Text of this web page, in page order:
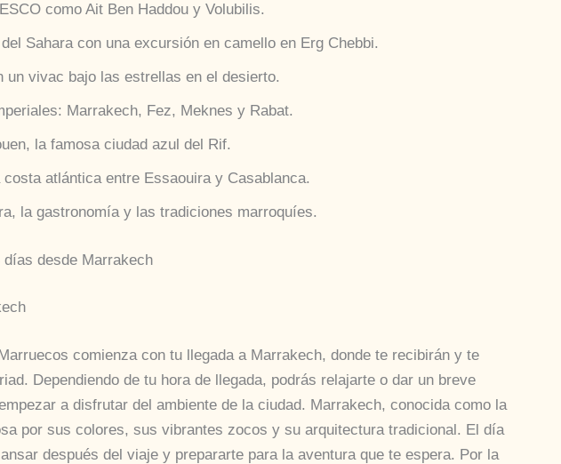
como Ait Ben Haddou y Volubilis.
Sahara con una excursión en camello en Erg Chebbi.
un vivac bajo las estrellas en el desierto.
Marrakech, Fez, Meknes y Rabat.
la famosa ciudad azul del Rif.
costa atlántica entre Essaouira y Casablanca.
la gastronomía y las tradiciones marroquíes.
desde Marrakech
comienza con tu llegada a Marrakech, donde te recibirán y te
Dependiendo de tu hora de llegada, podrás relajarte o dar un breve
a disfrutar del ambiente de la ciudad. Marrakech, conocida como la
por sus colores, sus vibrantes zocos y su arquitectura tradicional. El día
después del viaje y prepararte para la aventura que te espera. Por la